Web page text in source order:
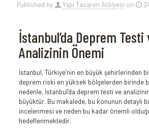
Published by Yapı Tasarım Atölyesi on
İstanbul’da Deprem Testi
Analizinin Önemi
İstanbul, Türkiye’nin en büyük şehirlerinden
deprem riski en yüksek bölgelerden birinde
nedenle, İstanbul’da deprem testi ve
büyüktür. Bu makalede, bu konunun detaylı
incelenmesi ve neden bu kadar önemli
hedeflenmektedir.